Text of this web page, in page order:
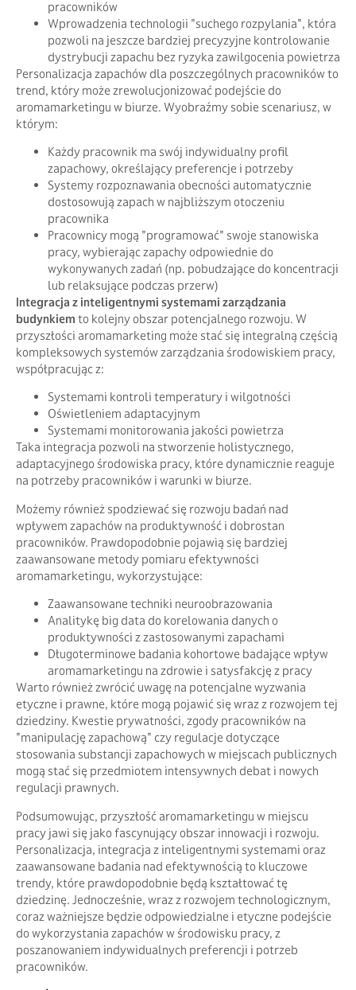
pracowników
Wprowadzenia technologii "suchego rozpylania", która
pozwoli na jeszcze bardziej precyzyjne kontrolowanie
dystrybucji zapachu bez ryzyka zawilgocenia powietrza
Personalizacja zapachów dla poszczególnych pracowników to
trend, który może zrewolucjonizować podejście do
aromamarketingu w biurze. Wyobraźmy sobie scenariusz, w
którym:
Każdy pracownik ma swój indywidualny profil
zapachowy, określający preferencje i potrzeby
Systemy rozpoznawania obecności automatycznie
dostosowują zapach w najbliższym otoczeniu
pracownika
Pracownicy mogą "programować" swoje stanowiska
pracy, wybierając zapachy odpowiednie do
wykonywanych zadań (np. pobudzające do koncentracji
lub relaksujące podczas przerw)
Integracja z inteligentnymi systemami zarządzania
budynkiem to kolejny obszar potencjalnego rozwoju. W
przyszłości aromamarketing może stać się integralną częścią
kompleksowych systemów zarządzania środowiskiem pracy,
współpracując z:
Systemami kontroli temperatury i wilgotności
Oświetleniem adaptacyjnym
Systemami monitorowania jakości powietrza
Taka integracja pozwoli na stworzenie holistycznego,
adaptacyjnego środowiska pracy, które dynamicznie reaguje
na potrzeby pracowników i warunki w biurze.
Możemy również spodziewać się rozwoju badań nad
wpływem zapachów na produktywność i dobrostan
pracowników. Prawdopodobnie pojawią się bardziej
zaawansowane metody pomiaru efektywności
aromamarketingu, wykorzystujące:
Zaawansowane techniki neuroobrazowania
Analitykę big data do korelowania danych o
produktywności z zastosowanymi zapachami
Długoterminowe badania kohortowe badające wpływ
aromamarketingu na zdrowie i satysfakcję z pracy
Warto również zwrócić uwagę na potencjalne wyzwania
etyczne i prawne, które mogą pojawić się wraz z rozwojem tej
dziedziny. Kwestie prywatności, zgody pracowników na
"manipulację zapachową" czy regulacje dotyczące
stosowania substancji zapachowych w miejscach publicznych
mogą stać się przedmiotem intensywnych debat i nowych
regulacji prawnych.
Podsumowując, przyszłość aromamarketingu w miejscu
pracy jawi się jako fascynujący obszar innowacji i rozwoju.
Personalizacja, integracja z inteligentnymi systemami oraz
zaawansowane badania nad efektywnością to kluczowe
trendy, które prawdopodobnie będą kształtować tę
dziedzinę. Jednocześnie, wraz z rozwojem technologicznym,
coraz ważniejsze będzie odpowiedzialne i etyczne podejście
do wykorzystania zapachów w środowisku pracy, z
poszanowaniem indywidualnych preferencji i potrzeb
pracowników.